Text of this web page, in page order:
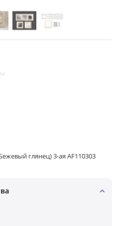
глянец) 3-ая AF110303